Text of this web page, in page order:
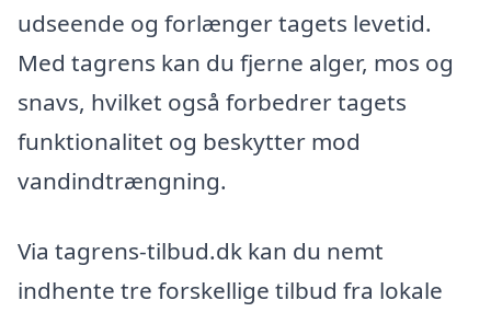
udseende og forlænger tagets levetid.
Med tagrens kan du fjerne alger, mos og
snavs, hvilket også forbedrer tagets
funktionalitet og beskytter mod
vandindtrængning.
Via tagrens-tilbud.dk kan du nemt
indhente tre forskellige tilbud fra lokale